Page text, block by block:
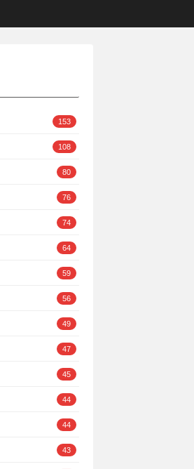
153
108
80
76
74
64
59
56
49
47
45
44
44
43